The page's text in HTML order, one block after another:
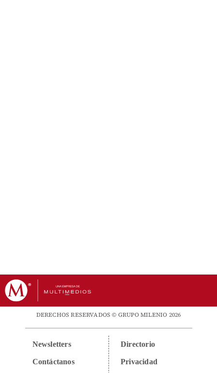
DERECHOS RESERVADOS © GRUPO MILENIO 2026
Newsletters
Contáctanos
Directorio
Privacidad